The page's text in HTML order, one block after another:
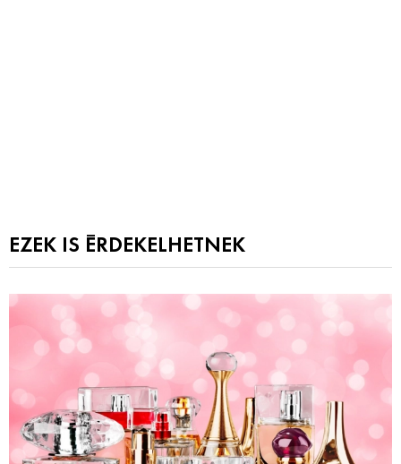
EZEK IS ÉRDEKELHETNEK